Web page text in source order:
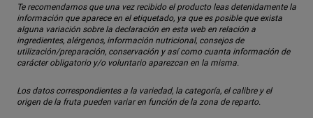
Te recomendamos que una vez recibido el producto leas detenidamente la
información que aparece en el etiquetado, ya que es posible que exista
alguna variación sobre la declaración en esta web en relación a
ingredientes, alérgenos, información nutricional, consejos de
utilización/preparación, conservación y así como cuanta información de
carácter obligatorio y/o voluntario aparezcan en la misma.
Los datos correspondientes a la variedad, la categoría, el calibre y el
origen de la fruta pueden variar en función de la zona de reparto.